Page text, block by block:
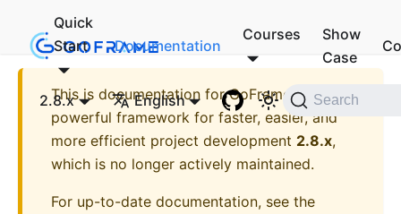
Quick
Start
Documentation
Courses
Show
Case
2.8.x English Search
This is documentation forGoFrame - A
powerful framework for faster, easier, and
more efficient project development 2.8.x,
which is no longer actively maintained.
For up-to-date documentation, see the